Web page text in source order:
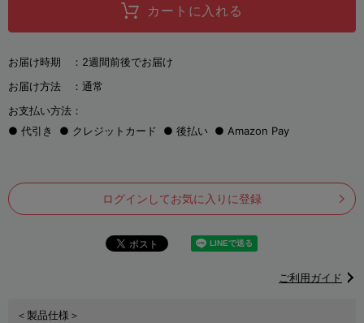
カートに入れる
お届け時期 ： 2週間前後でお届け
お届け方法 ： 通常
お支払い方法：
代引き
クレジットカード 後払い Amazon Pay
ログインしてお気に入りに登録
ご利用ガイド
＜製品仕様＞